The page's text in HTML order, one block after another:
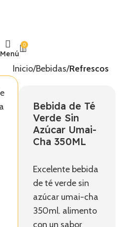
Menú
0
Inicio Bebidas Refrescos
Bebida de Té
Verde Sin
Azúcar Umai-
Cha 350ML
Excelente bebida
de té verde sin
azúcar umai-cha
350ml. alimento
con un sabor